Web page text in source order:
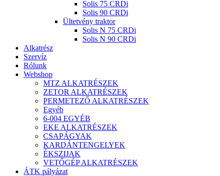
Solis 75 CRDi
Solis 90 CRDi
Ültetvény traktor
Solis N 75 CRDi
Solis N 90 CRDi
Alkatrész
Szervíz
Rólunk
Webshop
MTZ ALKATRÉSZEK
ZETOR ALKATRÉSZEK
PERMETEZŐ ALKATRÉSZEK
Egyéb
6-004 EGYÉB
EKE ALKATRÉSZEK
CSAPÁGYAK
KARDÁNTENGELYEK
ÉKSZIJAK
VETŐGÉP ALKATRÉSZEK
ÁTK pályázat